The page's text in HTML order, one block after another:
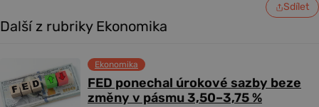
Sdílet
Další z rubriky Ekonomika
FED ponechal úrokové sazby beze
změny v pásmu 3,50–3,75 %
Ekonomika